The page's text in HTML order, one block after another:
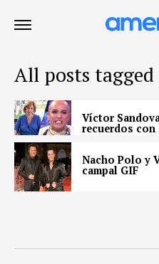
All posts
Víctor
recuerdos con
Nacho Polo y
campal GIF